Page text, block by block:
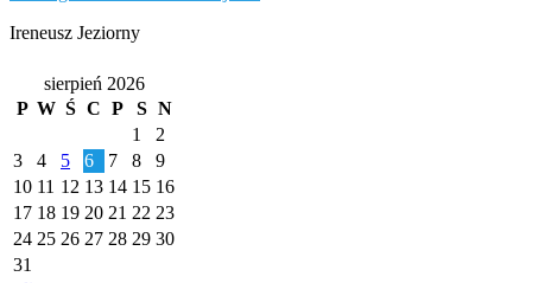
Ireneusz Jeziorny
sierpień 2026
P W Ś C P S N
1
2
3
4 5 6 7 8
9
10 11 12 13 14 15 16
17 18 19 20 21 22 23
24 25 26 27 28 29 30
31